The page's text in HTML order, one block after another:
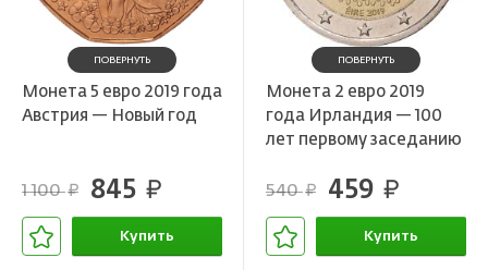
ПОВЕРНУТЬ
Монета 5 евро 2019 года
Австрия — Новый год
1 100руб. 845 руб.
Купить
ПОВЕРНУТЬ
Монета 2 евро 2019
года Ирландия — 100
лет первому заседанию
540руб. 459 руб.
Купить